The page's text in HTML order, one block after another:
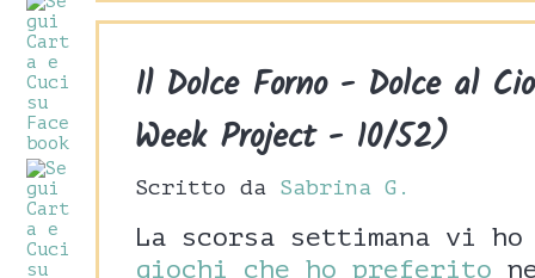
Il Dolce Forno - Dolce al
Week Project - 10/52)
Scritto da Sabrina G.
La scorsa settimana vi
giochi che ho preferito